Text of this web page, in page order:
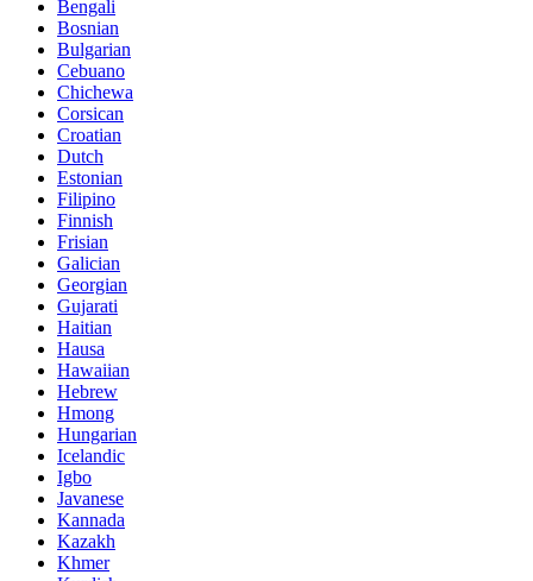
Bengali
Bosnian
Bulgarian
Cebuano
Chichewa
Corsican
Croatian
Dutch
Estonian
Filipino
Finnish
Frisian
Galician
Georgian
Gujarati
Haitian
Hausa
Hawaiian
Hebrew
Hmong
Hungarian
Icelandic
Igbo
Javanese
Kannada
Kazakh
Khmer